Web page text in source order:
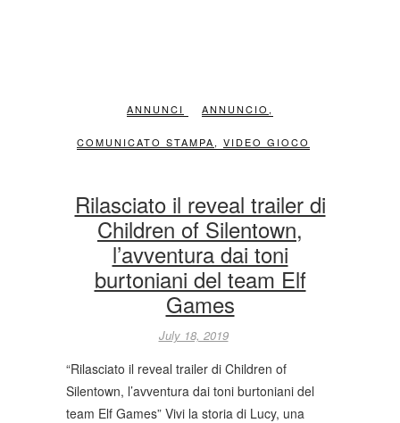
ANNUNCI ANNUNCIO ,
COMUNICATO STAMPA, VIDEO GIOCO
Rilasciato il reveal trailer di
Children of Silentown,
l’avventura dai toni
burtoniani del team Elf
Games
July 18, 2019
“Rilasciato il reveal trailer di Children of
Silentown, l’avventura dai toni burtoniani del
team Elf Games” Vivi la storia di Lucy, una